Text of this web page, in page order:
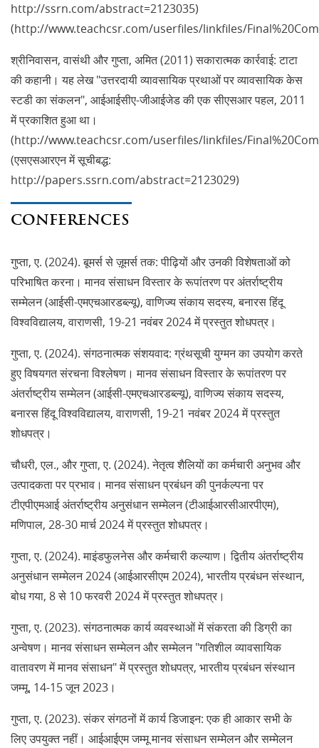
http://ssrn.com/abstract=2123035)
(http://www.teachcsr.com/userfiles/linkfiles/
श्रीनिवासन, वासंथी और गुप्ता, अमित (2011) सकारात्मक कार्रवाई: टाटा
की कहानी। यह लेख "उत्तरदायी व्यावसायिक प्रथाओं पर व्यावसायिक केस
स्टडी का संकलन", आईआईसीए-जीआईजेड की एक सीएसआर पहल, 2011
में प्रकाशित हुआ था।
(http://www.teachcsr.com/userfiles/linkfiles/
(एसएसआरएन में सूचीबद्ध:
http://papers.ssrn.com/abstract=2123029)
CONFERENCES
गुप्ता, ए. (2024). बूमर्स से ज़ूमर्स तक: पीढ़ियों और उनकी विशेषताओं को
परिभाषित करना। मानव संसाधन विस्तार के रूपांतरण पर अंतर्राष्ट्रीय
सम्मेलन (आईसी-एमएचआरडब्ल्यू), वाणिज्य संकाय सदस्य, बनारस हिंदू
विश्वविद्यालय, वाराणसी, 19-21 नवंबर 2024 में प्रस्तुत शोधपत्र।
गुप्ता, ए. (2024). संगठनात्मक संशयवाद: ग्रंथसूची युग्मन का उपयोग करते
हुए विषयगत संरचना विश्लेषण। मानव संसाधन विस्तार के रूपांतरण पर
अंतर्राष्ट्रीय सम्मेलन (आईसी-एमएचआरडब्ल्यू), वाणिज्य संकाय सदस्य,
बनारस हिंदू विश्वविद्यालय, वाराणसी, 19-21 नवंबर 2024 में प्रस्तुत
शोधपत्र।
चौधरी, एल., और गुप्ता, ए. (2024). नेतृत्व शैलियों का कर्मचारी अनुभव और
उत्पादकता पर प्रभाव। मानव संसाधन प्रबंधन की पुनर्कल्पना पर
टीएपीएमआई अंतर्राष्ट्रीय अनुसंधान सम्मेलन (टीआईआरसीआरपीएम),
मणिपाल, 28-30 मार्च 2024 में प्रस्तुत शोधपत्र।
गुप्ता, ए. (2024). माइंडफुलनेस और कर्मचारी कल्याण। द्वितीय अंतर्राष्ट्रीय
अनुसंधान सम्मेलन 2024 (आईआरसीएम 2024), भारतीय प्रबंधन संस्थान,
बोध गया, 8 से 10 फरवरी 2024 में प्रस्तुत शोधपत्र।
गुप्ता, ए. (2023). संगठनात्मक कार्य व्यवस्थाओं में संकरता की डिग्री का
अन्वेषण। मानव संसाधन सम्मेलन और सम्मेलन "गतिशील व्यावसायिक
वातावरण में मानव संसाधन" में प्रस्तुत शोधपत्र, भारतीय प्रबंधन संस्थान
जम्मू, 14-15 जून 2023।
गुप्ता, ए. (2023). संकर संगठनों में कार्य डिजाइन: एक ही आकार सभी के
लिए उपयुक्त नहीं। आईआईएम जम्मू मानव संसाधन सम्मेलन और सम्मेलन